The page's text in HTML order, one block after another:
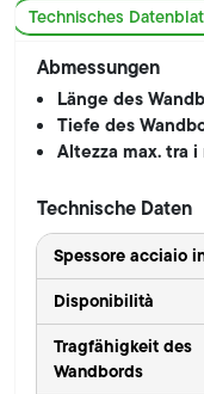
Technisches
Abmessungen
Länge des
Tiefe des
Altezza max. tra
Technische Daten
Spessore acciaio
Disponibilità
Tragfähigkeit des
Wandbords